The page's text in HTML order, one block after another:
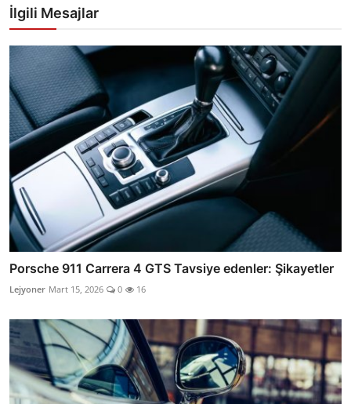
İlgili Mesajlar
Porsche 911 Carrera 4 GTS Tavsiye edenler: Şikayetler
Lejyoner Mart 15, 2026 0 16